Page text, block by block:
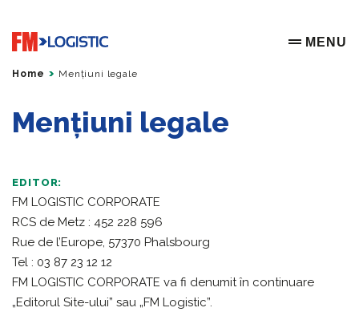
Go to home page
OPEN
MENU
Home Mențiuni legale
Mențiuni legale
EDITOR:
FM LOGISTIC CORPORATE
RCS de Metz : 452 228 596
Rue de l’Europe, 57370 Phalsbourg
Tel : 03 87 23 12 12
FM LOGISTIC CORPORATE va fi denumit în continuare
„Editorul Site-ului” sau „FM Logistic”.